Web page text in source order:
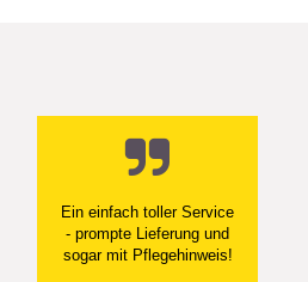
Ein einfach toller Service
- prompte Lieferung und
sogar mit Pflegehinweis!